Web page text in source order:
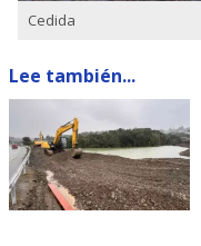
Cedida
Lee también...